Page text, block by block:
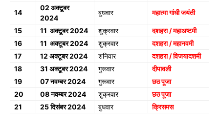
14
02 अक्टूबर
2024
बुधवार महात्मा गांधी जयंती
15 11 अक्टूबर 2024 शुक्रवार
दशहरा / महाअष्टमी
16
11 अक्टूबर 2024 शुक्रवार
दशहरा / महानवमी
17
12 अक्टूबर 2024 शनिवार
दशहरा / विजयादशमी
18
31 अक्टूबर 2024 गुरूवार
दीपावली
19
07 नवम्बर 2024 गुरूवार
छठ पूजा
20
08 नवम्बर 2024 शुक्रवार
छठ पूजा
21
25 दिसंबर 2024 बुधवार क्रिसमस